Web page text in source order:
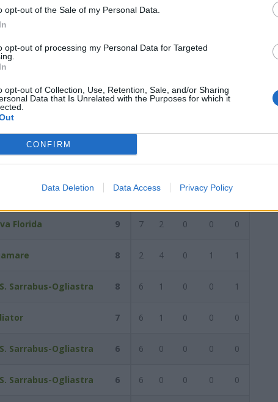
opt-out of the Sale of my Personal Data.
opt-out of processing my Personal Data for Targeted
opt-out of Collection, Use, Retention, Sale, and/or Sharing
Data that Is Unrelated with the Purposes for which it
CONFIRM
Data Deletion Data Access Privacy Policy
del 20/12/2023 Successiva
Reti AZ RIG PUN ANG CDF
Calcio 9 7 2 0 0 0
9 5 2 1 1
Florida 9 7 2 0 0 0
8 2 4 0 1 1
Sarrabus-Ogliastra 8 6 1 0 0 1
7 6 1 0 0 0
Sarrabus-Ogliastra 6 6 0 0 0 0
Sarrabus-Ogliastra 6 6 0 0 0 0